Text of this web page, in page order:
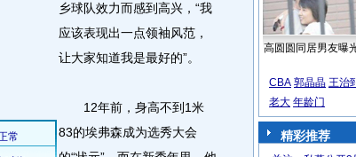
乡球队效力而感到高兴，“我
应该表现出一点领袖风范，
让大家知道我是最好的”。
12年前，身高不到1米
83的埃弗森成为选秀大会
高圆圆同居男友曝
CBA 郭晶晶 王治
老大 年龄门
精彩推荐